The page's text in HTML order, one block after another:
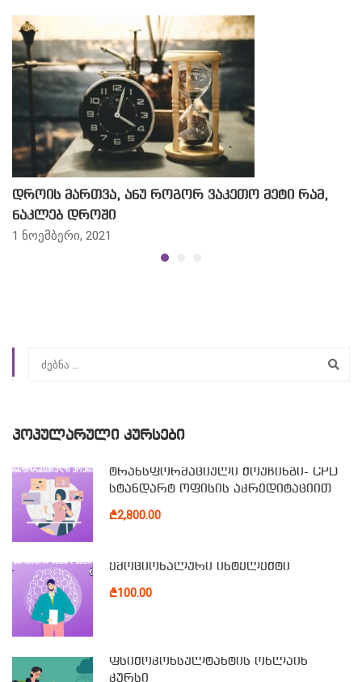
დროის მართვა, ანუ როგორ ვაკეთო მეტი რამ,
ნაკლებ დროში
1 ნოემბერი, 2021
ᲞᲝᲞᲣᲚᲐᲠᲣᲚᲘ ᲙᲣᲠᲡᲔᲑᲘ
ტრანსფორმაციული ქოუჩინგი- CPD
სტანდარტ ოფისის აკრედიტაციით
₾2,800.00
ემოციონალური ინტელექტი
₾100.00
ფსიქოკონსულტანტის ონლაინ
კურსი